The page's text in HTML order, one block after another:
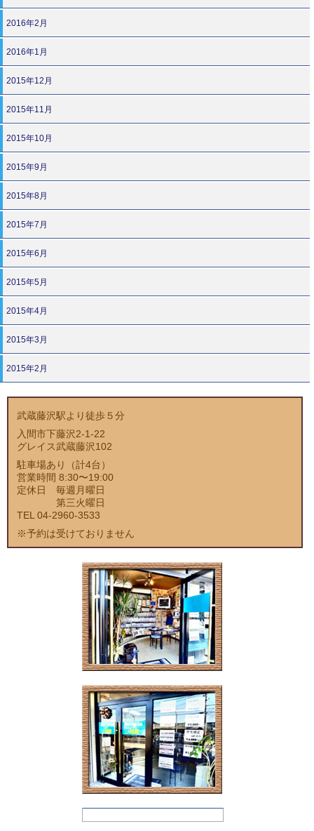
2016年2月
2016年1月
2015年12月
2015年11月
2015年10月
2015年9月
2015年8月
2015年7月
2015年6月
2015年5月
2015年4月
2015年3月
2015年2月
武蔵藤沢駅より徒歩５分
入間市下藤沢2-1-22
グレイス武蔵藤沢102
駐車場あり（計4台）
営業時間 8:30〜19:00
定休日 毎週月曜日
第三火曜日
TEL 04-2960-3533
※予約は受けておりません